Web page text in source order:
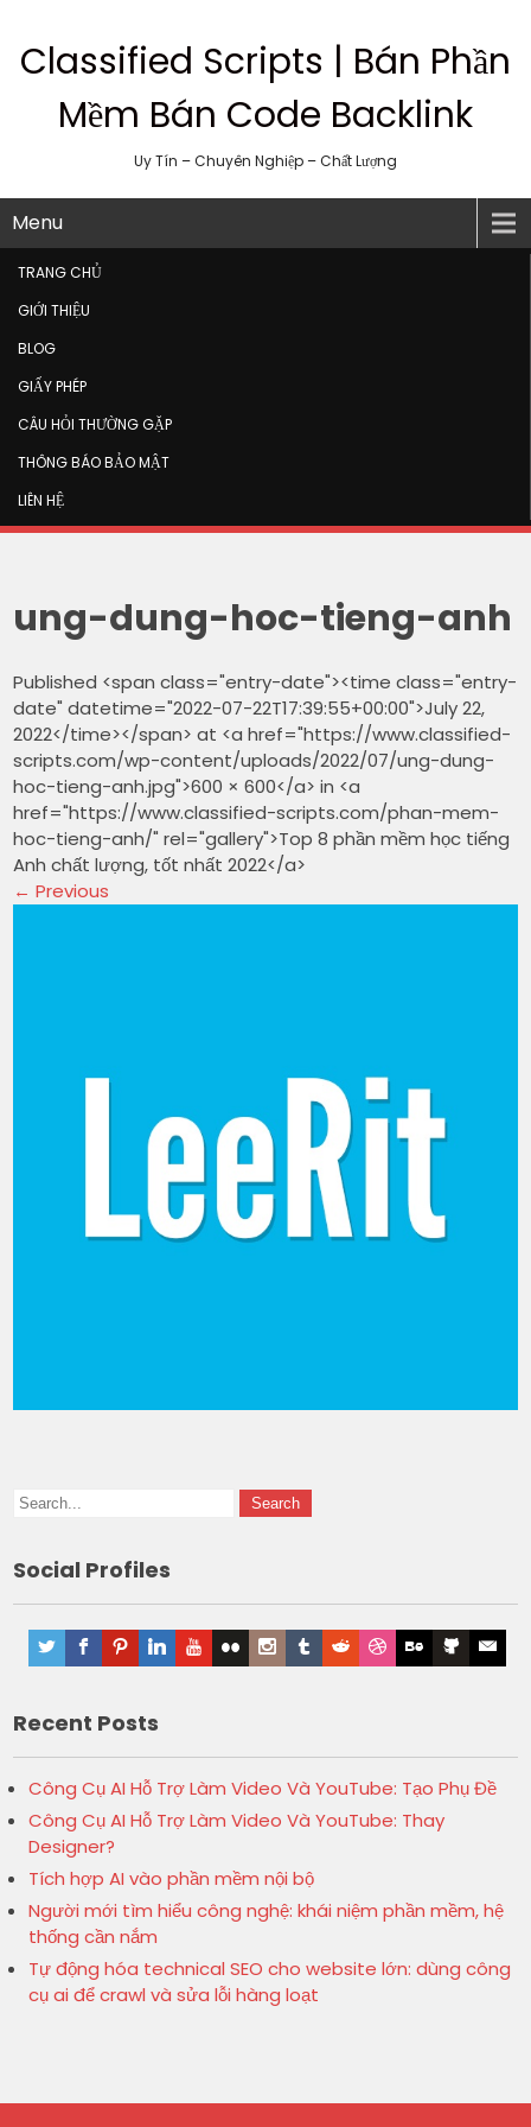
Classified Scripts | Bán Phần
Mềm Bán Code Backlink
Uy Tín – Chuyên Nghiệp – Chất Lượng
Menu
TRANG CHỦ
GIỚI THIỆU
BLOG
GIẤY PHÉP
CÂU HỎI THƯỜNG GẶP
THÔNG BÁO BẢO MẬT
LIÊN HỆ
ung-dung-hoc-tieng-anh
Published <span class="entry-date"><time class="entry-
date" datetime="2022-07-22T17:39:55+00:00">July 22,
2022</time></span> at <a href="https://www.classified-
scripts.com/wp-content/uploads/2022/07/ung-dung-
hoc-tieng-anh.jpg">600 × 600</a> in <a
href="https://www.classified-scripts.com/phan-mem-
hoc-tieng-anh/" rel="gallery">Top 8 phần mềm học tiếng
Anh chất lượng, tốt nhất 2022</a>
← Previous
Social Profiles
Recent Posts
Công Cụ AI Hỗ Trợ Làm Video Và YouTube: Tạo Phụ Đề
Công Cụ AI Hỗ Trợ Làm Video Và YouTube: Thay
Designer?
Tích hợp AI vào phần mềm nội bộ
Người mới tìm hiểu công nghệ: khái niệm phần mềm, hệ
thống cần nắm
Tự động hóa technical SEO cho website lớn: dùng công
cụ ai để crawl và sửa lỗi hàng loạt